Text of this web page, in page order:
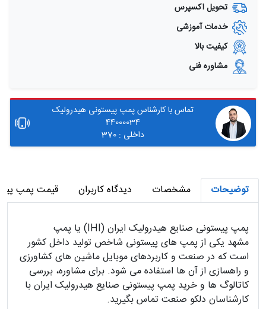
تحویل اکسپرس
خدمات آموزشی
کیفیت بالا
مشاوره فنی
تماس با کارشناس پمپ پیستونی هیدرولیک
44000034
داخلی : 370
توضیحات مشخصات دیدگاه کاربران قیمت پمپ
پمپ پیستونی صنایع هیدرولیک ایران (IHI) یا پمپ
مشهد یکی از پمپ های پیستونی شاخص تولید داخل کشور
است که در صنعت و کاربردهای موبایل ماشین های کشاورزی
و راهسازی از آن ها استفاده می شود. برای مشاوره، بررسی
کاتالوگ ها و خرید پمپ پیستونی صنایع هیدرولیک ایران با
کارشناسان دلکو صنعت تماس بگیرید.